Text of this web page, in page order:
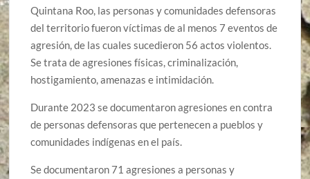
Quintana Roo, las personas y comunidades defensoras
del territorio fueron víctimas de al menos 7 eventos de
agresión, de las cuales sucedieron 56 actos violentos.
Se trata de agresiones físicas, criminalización,
hostigamiento, amenazas e intimidación.
Durante 2023 se documentaron agresiones en contra
de personas defensoras que pertenecen a pueblos y
comunidades indígenas en el país.
Se documentaron 71 agresiones a personas y